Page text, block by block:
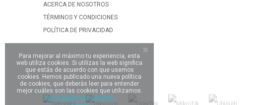
ACERCA DE NOSOTROS
TÉRMINOS Y CONDICIONES
POLÍTICA DE PRIVACIDAD
Para mejorar al máximo tu experiencia, esta
web utiliza cookies. Si utilizas la web significa
que estás de acuerdo con que usemos
cookies. Hemos publicado una nueva política
de cookies, que deberás leer para entender
mejor cuáles son las cookies que utilizamos.
Ver la política de cookies.